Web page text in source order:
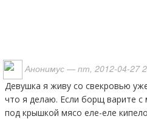
Анонимус — пт, 2012-04-27
Девушка я живу со свекровью уже 12 лет и она говорит, что готовлю борщ лучше её. Вот
что я делаю. Если борщ варите с
под крышкой мясо еле-еле